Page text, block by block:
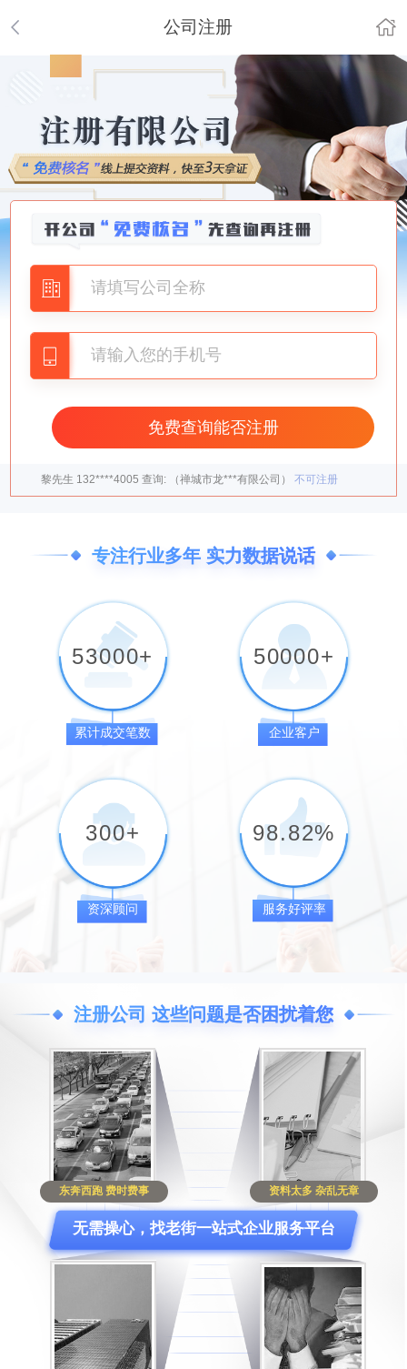
公司注册
董女士 135****2079查询:（禅城市魔***有限公司）
梁先生 132****9953查询:（禅城市风***有限公司） 不可注册
夏先生 153****3535 查询:（禅城市尚***有限公司）
陈先生 138****4385查询:（禅城市大***有限公司） 不可注册
郭先生
黎先生 132****4005查询:（禅城市龙***有限公司） 不可注册
程先生 135****2566 查询: （禅城市岐***有限公司） 可注册
132****8572查询: （禅城市旷***有限公司） 不可注册
135****2079查询: （禅城市魔***有限公司） 不可注册
梁先生 132****9953 查询: （禅城市风***有限公司） 不可注册
专注行业多年 实力数据说话
53000+
累计成交笔数
50000+
企业客户
300+
资深顾问
98.82%
服务好评率
注册公司 这些问题是否困扰着您
东奔西跑 费时费事 资料太多 杂乱无章
无需操心，找老街一站式企业服务平台